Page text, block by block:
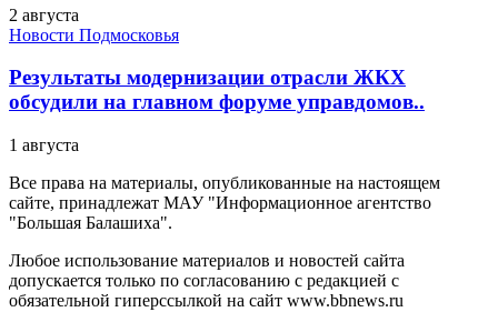
2 августа
Новости Подмосковья
Результаты модернизации отрасли ЖКХ
обсудили на главном форуме управдомов..
1 августа
Все права на материалы, опубликованные на настоящем
сайте, принадлежат МАУ "Информационное агентство
"Большая Балашиха".
Любое использование материалов и новостей сайта
допускается только по согласованию с редакцией с
обязательной гиперссылкой на сайт www.bbnews.ru